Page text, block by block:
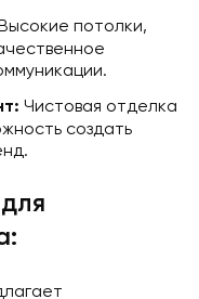
потолки,
Чистовая отделка
создать